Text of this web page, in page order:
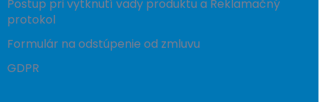
Postup pri vytknutí vady produktu a Reklamačný
protokol
Formulár na odstúpenie od zmluvu
GDPR